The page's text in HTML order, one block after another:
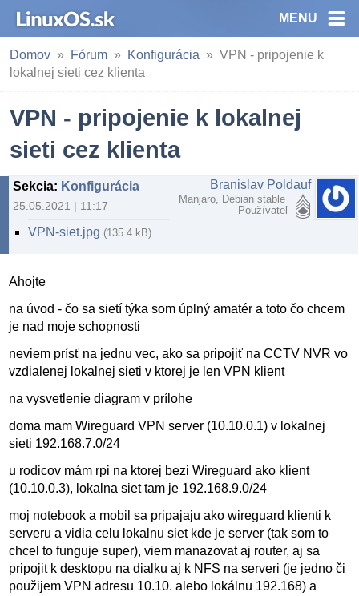
MENU
Domov Fórum Konfigurácia
VPN - pripojenie k
lokalnej sieti cez klienta
VPN - pripojenie k lokalnej
sieti cez klienta
Sekcia: Konfigurácia
25.05.2021 | 11:17
Branislav Poldauf
Manjaro, Debian stable
Používateľ
VPN-siet.jpg (135.4 kB)
Ahojte
na úvod - čo sa sietí týka som úplný amatér a toto čo chcem
je nad moje schopnosti
neviem prísť na jednu vec, ako sa pripojiť na CCTV NVR vo
vzdialenej lokalnej sieti v ktorej je len VPN klient
na vysvetlenie diagram v prílohe
doma mam Wireguard VPN server (10.10.0.1) v lokalnej
sieti 192.168.7.0/24
u rodicov mám rpi na ktorej bezi Wireguard ako klient
(10.10.0.3), lokalna siet tam je 192.168.9.0/24
moj notebook a mobil sa pripajaju ako wireguard klienti k
serveru a vidia celu lokalnu siet kde je server (tak som to
chcel to funguje super), viem manazovat aj router, aj sa
pripojit k desktopu na dialku aj k NFS na serveri (je jedno či
použijem VPN adresu 10.10. alebo lokálnu 192.168) a